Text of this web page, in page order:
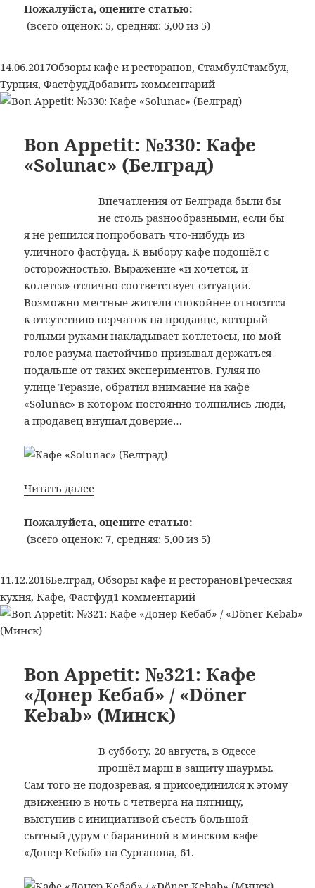
№334:
Кафе
«Patatos»
(Стамбул)
Пожалуйста, оцените статью:
(всего оценок: 5, средняя: 5,00 из 5)
Опубликовано
14.06.2017Рубрики
Обзоры кафе и ресторанов, СтамбулМетки
Стамбул,
Турция, ФастфудДобавить комментарийк
записи
№334:
обслуживания
«Patatos»
(Стамбул)
Bon Appetit: №330: Кафе
«Solunac» (Белград)
Впечатления от Белграда были бы
не столь разнообразными, если бы
я не решился попробовать что-нибудь из
уличного фастфуда. К выбору кафе подошёл с
осторожностью. Выражение «и хочется, и
колется» отлично соответствует ситуации.
Возможно местные жители спокойнее относятся
к отсутствию перчаток на продавце, который
голыми руками накладывает котлетосы, но мой
голос разума настойчиво призывал держаться
подальше от таких экспериментов. Гуляя по
улице Теразие, обратил внимание на кафе
«Solunac» в котором постоянно толпились люди,
а продавец внушал доверие…
Читать далееBon
№330:
Кафе
Пожалуйста, оцените статью:
(всего оценок: 7, средняя: 5,00 из 5)
Опубликовано
11.12.2016Рубрики
Белград, Обзоры кафе и ресторановМетки
Греческая
кухня, Кафе, Фастфуд1 комментарийк
записи
Кафе
«Solunac»
Bon Appetit: №321: Кафе
«Донер Кебаб» / «Döner
Kebab» (Минск)
В субботу, 20 августа, в Одессе
прошёл марш в защиту шаурмы.
Сам того не подозревая, я присоединился к этому
движению в ночь с четверга на пятницу,
выступив с инициативой съесть большой
сытный дурум с бараниной в минском кафе
«Донер Кебаб» на Сурганова, 61.